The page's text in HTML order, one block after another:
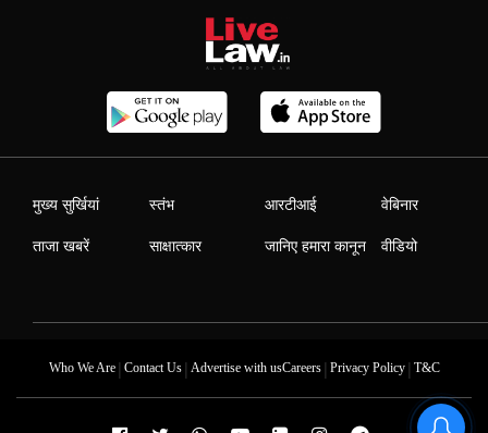
मुख्य सुर्खियां
ताजा खबरें
स्तंभ
साक्षात्कार
आरटीआई
जानिए हमारा कानून
वेबिनार
वीडियो
Who We Are| Contact Us| Advertise with usCareers| Privacy Policy| T&C